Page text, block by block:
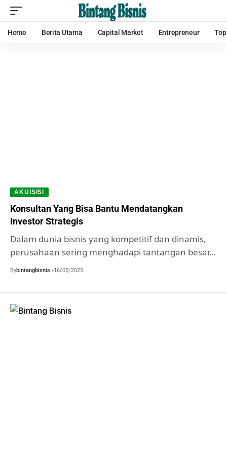
Home Berita Utama Capital Market Entrepreneur
AKUISISI
Konsultan Yang Bisa Bantu Mendatangkan
Investor Strategis
Dalam dunia bisnis yang kompetitif dan dinamis,
perusahaan sering menghadapi tantangan besar…
Bybintangbisnis 16/05/2025